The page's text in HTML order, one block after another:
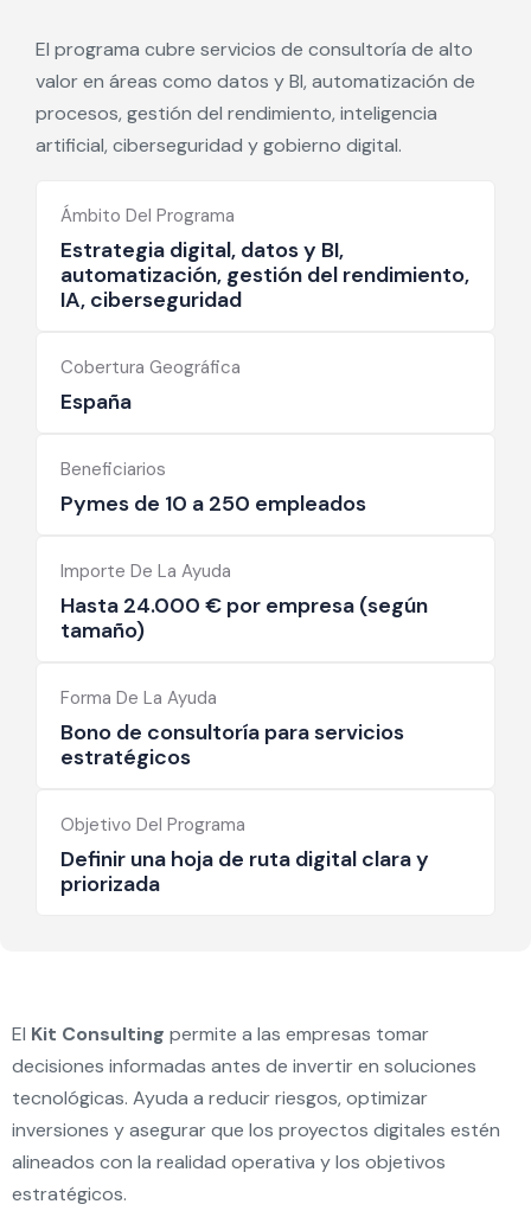
El programa cubre servicios de consultoría de alto
valor en áreas como datos y BI, automatización de
procesos, gestión del rendimiento, inteligencia
artificial, ciberseguridad y gobierno digital.
Ámbito Del Programa
Estrategia digital, datos y BI,
automatización, gestión del rendimiento,
IA, ciberseguridad
Cobertura Geográfica
España
Beneficiarios
Pymes de 10 a 250 empleados
Importe De La Ayuda
Hasta 24.000 € por empresa (según
tamaño)
Forma De La Ayuda
Bono de consultoría para servicios
estratégicos
Objetivo Del Programa
Definir una hoja de ruta digital clara y
priorizada
El Kit Consulting permite a las empresas tomar
decisiones informadas antes de invertir en soluciones
tecnológicas. Ayuda a reducir riesgos, optimizar
inversiones y asegurar que los proyectos digitales estén
alineados con la realidad operativa y los objetivos
estratégicos.